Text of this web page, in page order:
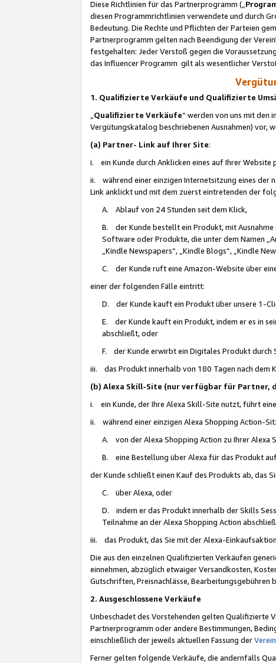
Diese Richtlinien für das Partnerprogramm („
diesen Programmrichtlinien verwendete und durch
Bedeutung. Die Rechte und Pflichten der Parteien
Partnerprogramm gelten nach Beendigung der
festgehalten: Jeder Verstoß gegen die
das Influencer Programm gilt als wesentlicher
1. Qualifizierte Verkäufe und Qualifizierte
Qualifizierte Verkäufe“ werden von uns mit den
Vergütungskatalog beschriebenen Ausnahmen) vor,
(a) Partner- Link auf Ihrer Site:
i. ein Kunde durch Anklicken eines auf Ihrer
ii. während einer einzigen Internetsitzung eines der
Link anklickt und mit dem zuerst eintretenden der
A. Ablauf von 24 Stunden seit dem Klick,
B. der Kunde bestellt ein Produkt, mit Ausnahme
Software oder Produkte, die unter dem Namen
„Kindle Newspapers“, „Kindle Blogs“, „Kindle
C. der Kunde ruft eine Amazon-Website über
einer der folgenden Fälle eintritt:
D. der Kunde kauft ein Produkt über unsere 1-
E. der Kunde kauft ein Produkt, indem er es in
abschließt, oder
F. der Kunde erwirbt ein Digitales Produkt durch
iii. das Produkt innerhalb von 180 Tagen nach dem
(b) Alexa Skill-Site (nur verfügbar für Partner,
i. ein Kunde, der Ihre Alexa Skill-Site nutzt, führt
ii. während einer einzigen Alexa Shopping Action-
A. von der Alexa Shopping Action zu Ihrer Alexa
B. eine Bestellung über Alexa für das Produkt
der Kunde schließt einen Kauf des Produkts ab, das
C. über Alexa, oder
D. indem er das Produkt innerhalb der Skills
Teilnahme an der Alexa Shopping Action
iii. das Produkt, das Sie mit der Alexa-
Die aus den einzelnen Qualifizierten Verkäufen
einnehmen, abzüglich etwaiger Versandkosten,
Gutschriften, Preisnachlässe,
2. Ausgeschlossene Verkäufe
Unbeschadet des Vorstehenden gelten Qualifizierte
Partnerprogramm oder andere Bestimmungen,
einschließlich der jeweils aktuellen Fassung der
Ferner gelten folgende Verkäufe, die andernfalls